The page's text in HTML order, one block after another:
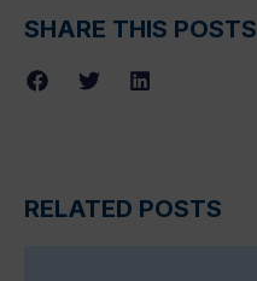
SHARE THIS POSTS
RELATED POSTS